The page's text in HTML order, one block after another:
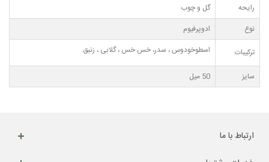
رایحه
گل و چوب
نوع
ادوپرفیوم
ترکیبات
اسطوخودوس ، سدر، خس خس ، گلابی ، زنبق
سایز 50 میل
ارتباط با ما